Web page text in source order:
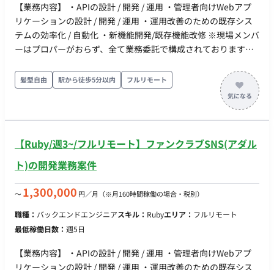
【業務内容】 ・APIの設計 / 開発 / 運用 ・管理者向けWebアプ
リケーションの設計 / 開発 / 運用 ・運用改善のための既存シス
テムの効率化 / 自動化 ・新機能開発/既存機能改修 ※現場メンバ
ーはプロパーがおらず、全て業務委託で構成されております。
レームワーク: Ruby on Rails データベース: PostgreSQL / Redis
/ BigQuery インフラ基盤: AWS / GCP / Cloudflare コンテナ技
術: Docker / Amazon ECS 構成管理: Terraform CI/CD: GitHub
Actions / AWS CodeBuild 監視: Amazon CloudWatch /
フレームワーク： React(Next) ・UIライブラリ: MUI / Tailwind
CSS ・インフラ基盤: Vercel ・クラウド：AWS ・監視: BugSnag
髪型自由 駅から徒歩5分以内 フルリモート
【Ruby/週3~/フルリモート】ファンクラブSNS(アダル
ト)の開発業務案件
〜1,300,000 円／月 （※月160時間稼働の場合・税別）
職種： バックエンドエンジニアスキル： Rubyエリア： フルリモート
最低稼働日数： 週5日
【業務内容】 ・APIの設計 / 開発 / 運用 ・管理者向けWebアプ
リケーションの設計 / 開発 / 運用 ・運用改善のための既存シス